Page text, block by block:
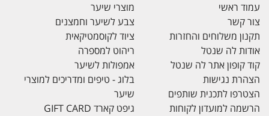
עמוד ראשי
צור קשר
תקנון משלוחים והחזרות
אודות לה שנטל
קוד קופון אתר לה שנטל
הצהרת נגישות
הצטרפו לתכנית שותפים
הרשמה למועדון לקוחות
מוצרי שיער
צבע לשיער וחמצנים
ציוד לקוסמטיקאית
ריהוט למספרה
אמפולות לשיער
בלוג - טיפים ומדריכים למוצרי
שיער
גיפט קארד GIFT CARD